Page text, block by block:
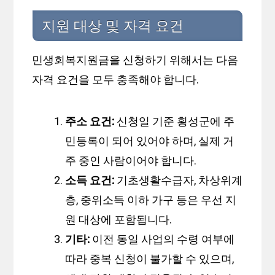
지원 대상 및 자격 요건
민생회복지원금을 신청하기 위해서는 다음
자격 요건을 모두 충족해야 합니다.
주소 요건: 신청일 기준 횡성군에 주
민등록이 되어 있어야 하며, 실제 거
주 중인 사람이어야 합니다.
소득 요건: 기초생활수급자, 차상위계
층, 중위소득 이하 가구 등은 우선 지
원 대상에 포함됩니다.
기타: 이전 동일 사업의 수령 여부에
따라 중복 신청이 불가할 수 있으며,